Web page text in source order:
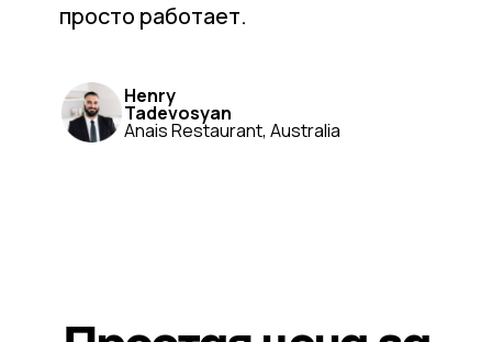
просто работает.
Henry
Tadevosyan
Anais Restaurant, Australia